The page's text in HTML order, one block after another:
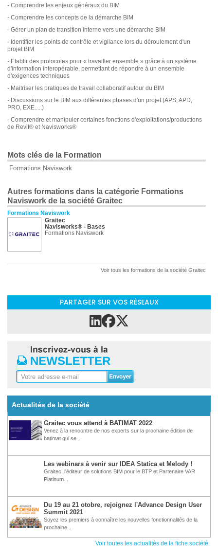
- Comprendre les enjeux généraux du BIM
- Comprendre les concepts de la démarche BIM
- Gérer un plan de transition interne vers une démarche BIM
- Identifier les points de contrôle et vigilance lors du déroulement d'un
projet BIM
- Etablir des protocoles pour « travailler ensemble » grâce à un système
d'information interopérable, permettant de répondre à un ensemble
d'exigences techniques
- Maitriser les pratiques de travail collaboratif autour du BIM
- Discussions sur le BIM aux différentes phases d'un projet (APS, APD,
PRO, EXE.....)
- Comprendre et manipuler certaines fonctions d'exploitations/productions
de Revit® et Navisworks®
Mots clés de la Formation
Formations Naviswork
Autres formations dans la catégorie Formations
Naviswork de la société Graitec
Formations Naviswork
Graitec
Navisworks® - Bases
Formations Naviswork
Voir tous les formations de la société Graitec
PARTAGER SUR VOS RÉSEAUX
Actualités de la société
Graitec vous attend à BATIMAT 2022
Venez à la rencontre de nos experts sur la prochaine édition de
batimat qui se...
Les webinars à venir sur IDEA Statica et Melody !
Graitec, l'éditeur de solutions BIM pour le BTP et Partenaire VAR
Platinum...
Du 19 au 21 otobre, rejoignez l'Advance Design User
Summit 2021
Soyez les premiers à connaître les nouvelles fonctionnalités de la
prochaine...
Voir toutes les actualités de la fiche société